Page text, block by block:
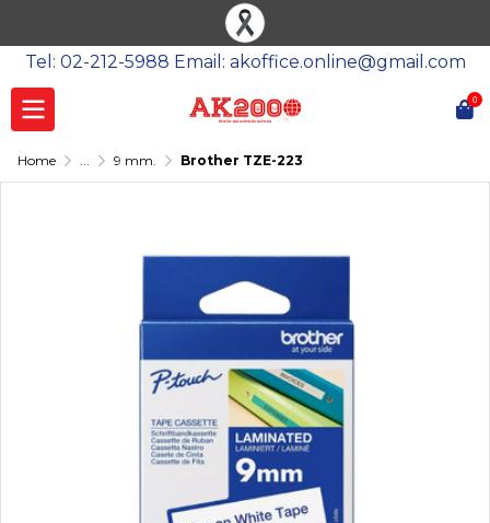
Tel: 02-212-5988 Email: akoffice.online@gmail.com
0
Home ... 9 mm. Brother TZE-223